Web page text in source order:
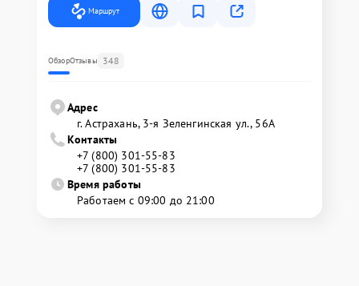
Маршрут
ОбзорОтзывы 348
Адрес
г. Астрахань, 3-я Зеленгинская ул., 56А
Контакты
+7 (800) 301-55-83
+7 (800) 301-55-83
Время работы
Работаем с 09:00 до 21:00